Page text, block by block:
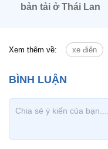
bản tải ở Thái Lan
Xem thêm về: xe điên